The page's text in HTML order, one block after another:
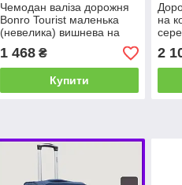
Чемодан валіза дорожня
Bonro Tourist маленька
(невелика) вишнева на
коліщатках з висувною
ручкою та кодовим замком
1 468₴
Купити
на
2